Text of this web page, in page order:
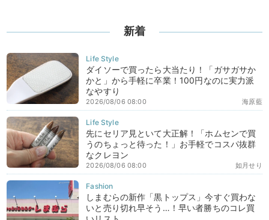
新着
ダイソーで買ったら大当たり！「ガサガサか
かと」から手軽に卒業！100円なのに実力派
なやすり
海原藍
2026/08/06 08:00
先にセリア見といて大正解！「ホムセンで買
うのちょっと待った！」お手軽でコスパ抜群
なクレヨン
如月せり
2026/08/06 08:00
しまむらの新作「黒トップス」今すぐ買わな
いと売り切れ早そう…！早い者勝ちのコレ買